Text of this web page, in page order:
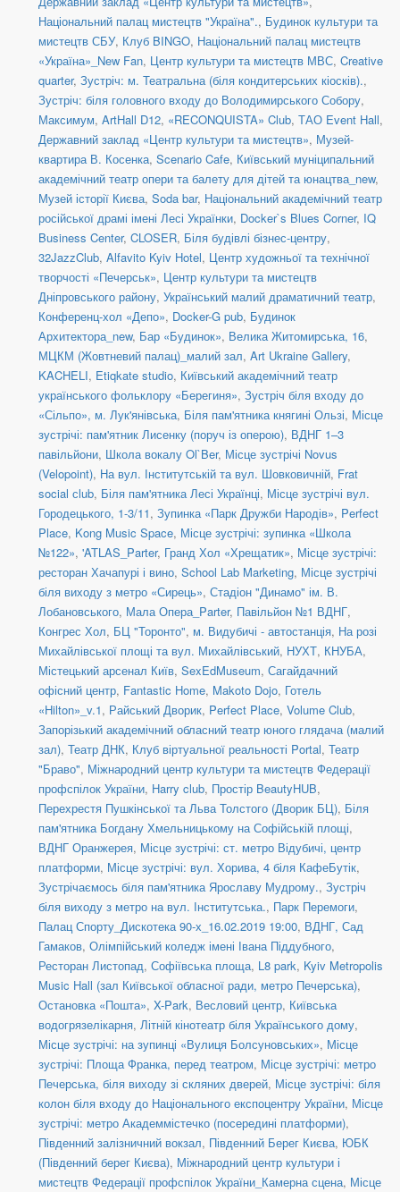
Національний палац мистецтв "Україна"., Будинок культури та
мистецтв СБУ, Клуб BINGO, Національний палац мистецтв
«Україна»_New Fan, Центр культури та мистецтв МВС, Creative
quarter, Зустріч: м. Театральна (біля кондитерських кіосків).,
Зустріч: біля головного входу до Володимирського Собору,
Максимум, ArtHall D12, «RECONQUISTA» Club, ТАО Event Hall,
Державний заклад «Центр культури та мистецтв», Музей-
квартира В. Косенка, Scenario Cafe, Київський муніципальний
академічний театр опери та балету для дітей та юнацтва_new,
Музей історії Києва, Soda bar, Національний академічний театр
російської драмі імені Лесі Українки, Docker`s Blues Corner, IQ
Business Center, CLOSER, Біля будівлі бізнес-центру,
32JazzClub, Alfavito Kyiv Hotel, Центр художньої та технічної
творчості «Печерськ», Центр культури та мистецтв
Дніпровського району, Український малий драматичний театр,
Конференц-хол «Депо», Docker-G pub, Будинок
Архитектора_new, Бар «Будинок», Велика Житомирська, 16,
МЦКМ (Жовтневий палац)_малий зал, Art Ukraine Gallery,
KACHELI, Etiqkate studio, Київський академічний театр
українського фольклору «Берегиня», Зустріч біля входу до
«Сільпо», м. Лук'янівська, Біля пам'ятника княгині Ользі, Місце
зустрічі: пам'ятник Лисенку (поруч із оперою), ВДНГ 1–3
павільйони, Школа вокалу Ol`Ber, Місце зустрічі Novus
(Velopoint), На вул. Інститутській та вул. Шовковичній, Frat
social сlub, Біля пам'ятника Лесі Українці, Місце зустрічі вул.
Городецького, 1-3/11, Зупинка «Парк Дружби Народів», Perfect
Place, Kong Music Space, Місце зустрічі: зупинка «Школа
№122», 'ATLAS_Parter, Гранд Хол «Хрещатик», Місце зустрічі:
ресторан Хачапурі і вино, School Lab Marketing, Місце зустрічі
біля виходу з метро «Сирець», Стадіон "Динамо" ім. В.
Лобановського, Мала Опера_Parter, Павільйон №1 ВДНГ,
Конгрес Хол, БЦ "Торонто", м. Видубичі - автостанція, На розі
Михайлівської площі та вул. Михайлівський, НУХТ, КНУБА,
Містецький арсенал Київ, SexEdMuseum, Сагайдачний
офісний центр, Fantastic Home, Makoto Dojo, Готель
«Hilton»_v.1, Райський Дворик, Perfect Place, Volume Club,
Запорізький академічний обласний театр юного глядача (малий
зал), Театр ДНК, Клуб віртуальної реальності Portal, Театр
"Браво", Міжнародний центр культури та мистецтв Федерації
профспілок України, Harry club, Простір BeautyHUB,
Перехрестя Пушкінської та Льва Толстого (Дворик БЦ), Біля
пам'ятника Богдану Хмельницькому на Софійській площі,
ВДНГ Оранжерея, Місце зустрічі: ст. метро Відубичі, центр
платформи, Місце зустрічі: вул. Хорива, 4 біля КафеБутік,
Зустрічаємось біля пам'ятника Ярославу Мудрому., Зустріч
біля виходу з метро на вул. Інститутська., Парк Перемоги,
Палац Спорту_Дискотека 90-х_16.02.2019 19:00, ВДНГ, Сад
Гамаков, Олімпійський коледж імені Івана Піддубного,
Ресторан Листопад, Софіївська площа, L8 park, Kyiv Metropolis
Music Hall (зал Київської обласної ради, метро Печерська),
Остановка «Пошта», X-Park, Весловий центр, Київська
водогрязелікарня, Літній кінотеатр біля Українського дому,
Місце зустрічі: на зупинці «Вулиця Болсуновських», Місце
зустрічі: Площа Франка, перед театром, Місце зустрічі: метро
Печерська, біля виходу зі скляних дверей, Місце зустрічі: біля
колон біля входу до Національного експоцентру України, Місце
зустрічі: метро Академмістечко (посередині платформи),
Південний залізничний вокзал, Південний Берег Києва, ЮБК
(Південний берег Києва), Міжнародний центр культури і
мистецтв Федерації профспілок України_Камерна сцена, Місце